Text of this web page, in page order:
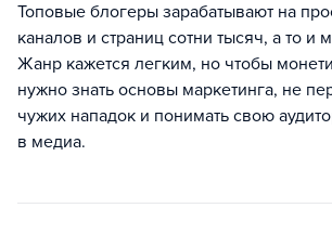
Топовые блогеры зарабатывают на
каналов и страниц сотни тысяч, а то и
Жанр кажется легким, но чтобы
нужно знать основы маркетинга, не
чужих нападок и понимать свою
в медиа.